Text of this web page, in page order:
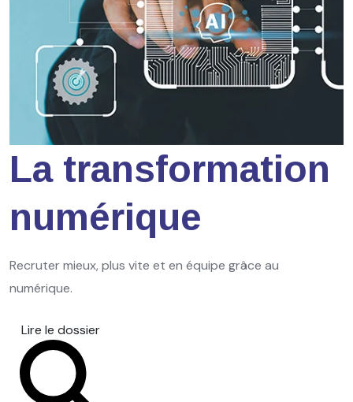
La transformation
numérique
Recruter mieux, plus vite et en équipe grâce au
numérique.
Lire le dossier